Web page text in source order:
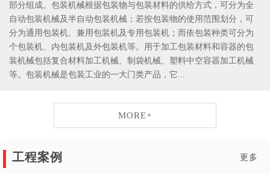
部分组成。包装机械根据包装物与包装材料的供给方式，可分为全
自动包装机械及半自动包装机械；若按包装物的使用范围划分，可
分为通用包装机、兼用包装机及专用包装机；而依包装种类可分为
个包装机、内包装机及外包装机等。用于加工包装材料和容器的包
装机械包括复合材料加工机械、制袋机械、塑料中空容器加工机械
等。包装机械是包装工业的一大门类产品，它...
MORE+
工程案例 更多